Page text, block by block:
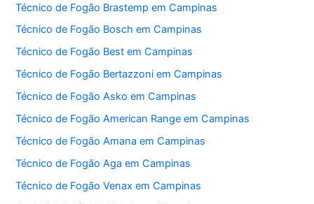
Técnico de Fogão Brastemp em Campinas
Técnico de Fogão Bosch em Campinas
Técnico de Fogão Best em Campinas
Técnico de Fogão Bertazzoni em Campinas
Técnico de Fogão Asko em Campinas
Técnico de Fogão American Range em Campinas
Técnico de Fogão Amana em Campinas
Técnico de Fogão Aga em Campinas
Técnico de Fogão Venax em Campinas